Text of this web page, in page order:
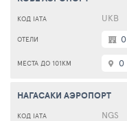
UKB
0
0
НАГАСАКИ АЭРОПОРТ
NGS